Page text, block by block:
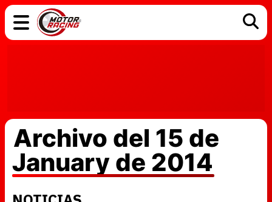
Archivo del 15 de
January de 2014